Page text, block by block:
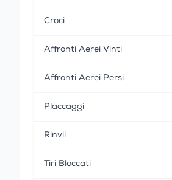
Croci
Affronti Aerei Vinti
Affronti Aerei Persi
Placcaggi
Rinvii
Tiri Bloccati